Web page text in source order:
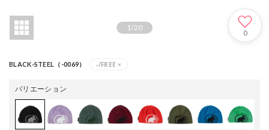
1 /20
0
BLACK-STEEL（-0069） -/FREE ×
バリエーション